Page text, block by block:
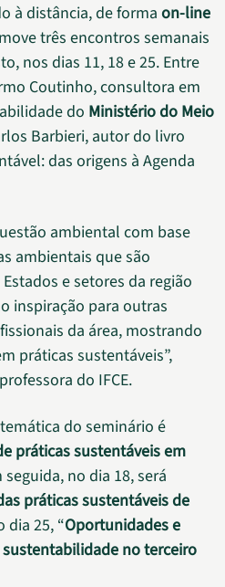
à distância, de forma on-line
três encontros semanais
nos dias 11, 18 e 25. Entre
Coutinho, consultora em
do Ministério do Meio
Barbieri, autor do livro
das origens à Agenda
ambiental com base
ambientais que são
e setores da região
inspiração para outras
da área, mostrando
práticas sustentáveis”,
do IFCE.
do seminário é
práticas sustentáveis em
seguida, no dia 18, será
práticas sustentáveis de
dia 25, “Oportunidades e
no terceiro